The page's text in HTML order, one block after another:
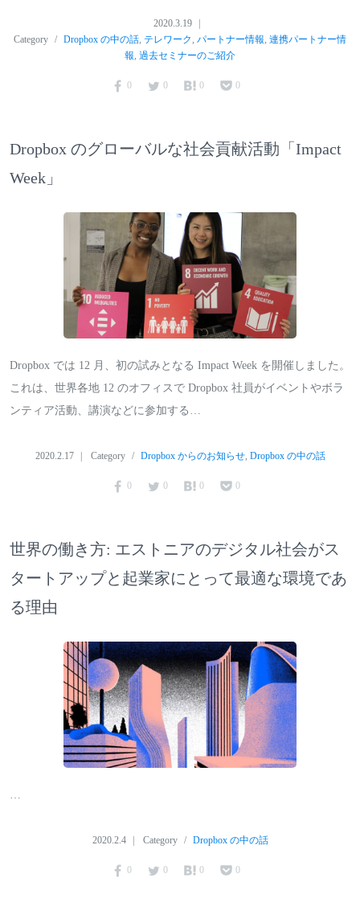
2020.3.19
Category
Dropbox の中の話, テレワーク , パートナー情報, 連携パートナー情
報, 過去セミナーのご紹介
0 0 0 0
Dropbox のグローバルな社会貢献活動「Impact
Week」
Dropbox では 12 月、初の試みとなる Impact Week を開催しました。
これは、世界各地 12 のオフィスで Dropbox 社員がイベントやボラ
ンティア活動、講演などに参加する…
2020.2.17 Category Dropbox からのお知らせ, Dropbox の中の話
0 0 0 0
世界の働き方: エストニアのデジタル社会がス
タートアップと起業家にとって最適な環境であ
る理由
2020.2.4 Category Dropbox の中の話
0 0 0 0